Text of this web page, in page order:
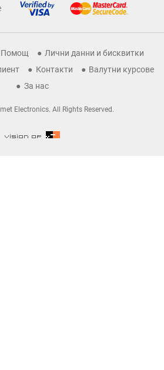
Помощ
Лични данни и бисквитки
Контакти
Валутни курсове
За нас
Electronics. All Rights Reserved.